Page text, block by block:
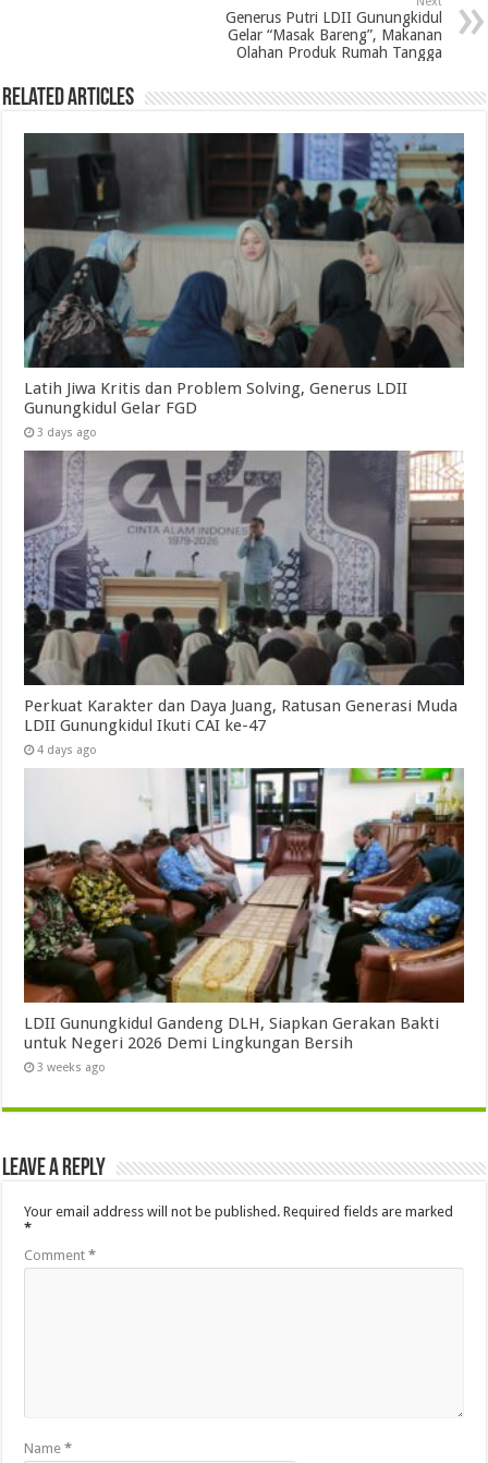
Generus Putri LDII Gunungkidul
Gelar “Masak Bareng”, Makanan
Olahan Produk Rumah Tangga
Related Articles
Latih Jiwa Kritis dan Problem Solving, Generus LDII
Gunungkidul Gelar FGD
3 days ago
Perkuat Karakter dan Daya Juang, Ratusan Generasi Muda
LDII Gunungkidul Ikuti CAI ke-47
4 days ago
LDII Gunungkidul Gandeng DLH, Siapkan Gerakan Bakti
untuk Negeri 2026 Demi Lingkungan Bersih
3 weeks ago
Leave a Reply
Your email address will not be published. Required fields are marked
*
Comment*
Name*